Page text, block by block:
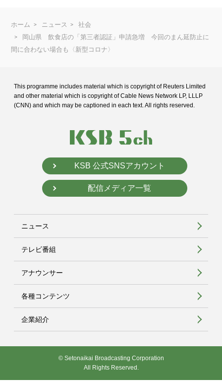
ホーム ニュース
社会
岡山県 飲食店の「第三者認証」申請急増 今回のまん延防止に
間に合わない場合も〈新型コロナ〉
This programme includes material which is copyright of Reuters Limited
and other material which is copyright of Cable News Network LP, LLLP
(CNN) and which may be captioned in each text. All rights reserved.
KSB 公式SNSアカウント
配信メディア一覧
ニュース
テレビ番組
アナウンサー
各種コンテンツ
企業紹介
© Setonaikai Broadcasting Corporation
All Rights Reserved.